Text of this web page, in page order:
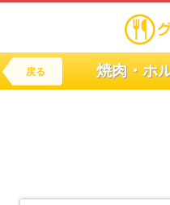
戻る 焼肉・ホ